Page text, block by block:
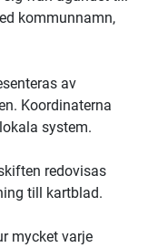
kommunnamn,
av
Koordinaterna
system.
redovisas
till kartblad.
mycket varje